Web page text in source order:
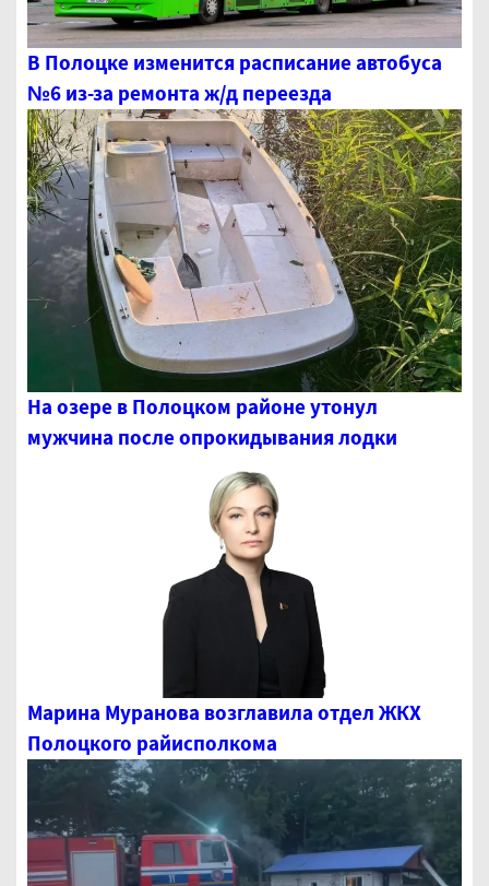
В Полоцке изменится расписание автобуса
№6 из-за ремонта ж/д переезда
На озере в Полоцком районе утонул
мужчина после опрокидывания лодки
Марина Муранова возглавила отдел ЖКХ
Полоцкого райисполкома